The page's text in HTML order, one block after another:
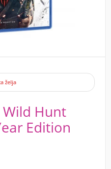
želja
Wild Hunt
Edition